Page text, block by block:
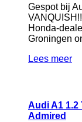
Gespot bij
Honda-
Groningen
Lees meer
Audi A1 1.2
Admired